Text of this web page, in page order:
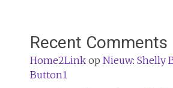
Recent Comments
Home2Linkop Nieuw: Shelly
Button1